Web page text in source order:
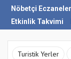
Nöbetçi Eczaneler
Etkinlik Takvimi
Turistik Yerler